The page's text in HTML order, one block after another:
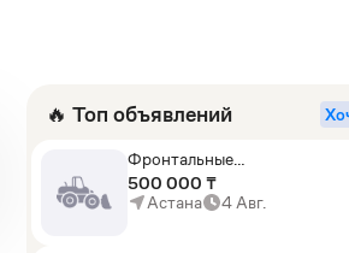
🔥 Топ объявлений
Фронтальные
погрузчики,Экскаваторы-
погрузчики,Мини-
погрузчики,Горные
500 000 ₸
Астана
4 Авг.